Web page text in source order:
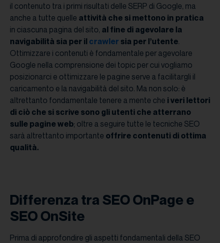
il contenuto tra i primi risultati delle SERP di Google, ma
anche a tutte quelle attività che si mettono in pratica
in ciascuna pagina del sito, al fine di agevolare la
navigabilità sia per il crawler sia per l’utente.
Ottimizzare i contenuti è fondamentale per agevolare
Google nella comprensione dei topic per cui vogliamo
posizionarci e ottimizzare le pagine serve a facilitargli il
caricamento e la navigabilità del sito. Ma non solo: è
altrettanto fondamentale tenere a mente che i veri lettori
di ciò che si scrive sono gli utenti che atterrano
sulle pagine web; oltre a seguire tutte le tecniche SEO
sarà altrettanto importante offrire contenuti di ottima
qualità.
Differenza tra SEO OnPage e
SEO OnSite
Prima di approfondire gli aspetti fondamentali della SEO